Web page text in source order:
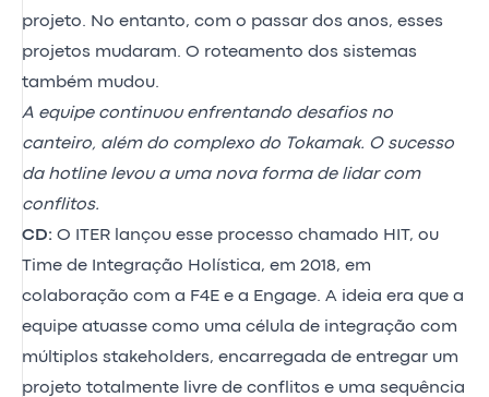
projeto. No entanto, com o passar dos anos, esses
projetos mudaram. O roteamento dos sistemas
também mudou.
A equipe continuou enfrentando desafios no
canteiro, além do complexo do Tokamak. O sucesso
da hotline levou a uma nova forma de lidar com
conflitos.
CD: O ITER lançou esse processo chamado HIT, ou
Time de Integração Holística, em 2018, em
colaboração com a F4E e a Engage. A ideia era que a
equipe atuasse como uma célula de integração com
múltiplos stakeholders, encarregada de entregar um
projeto totalmente livre de conflitos e uma sequência